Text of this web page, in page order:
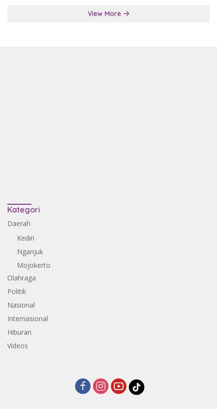
View More
Kategori
Daerah
Kediri
Nganjuk
Mojokerto
Olahraga
Politik
Nasional
Internasional
Hiburan
Videos